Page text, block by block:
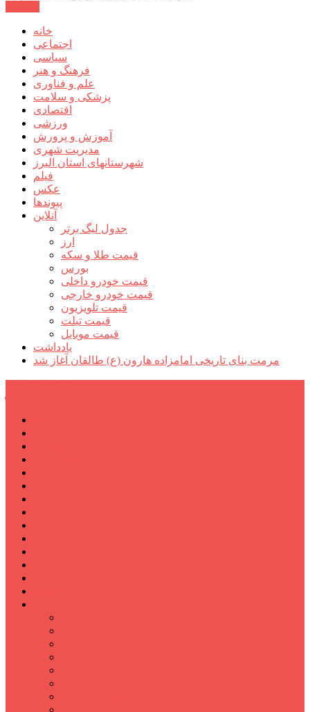
خانه
اجتماعی
سیاسی
فرهنگ و هنر
علم و فناوری
پزشکی و سلامت
اقتصادی
ورزشی
آموزش و پرورش
مدیریت شهری
شهرستانهای استان البرز
فیلم
عکس
پیوندها
آنلاین
جدول لیگ برتر
ارز
قیمت طلا و سکه
بورس
قیمت خودرو داخلی
قیمت خودرو خارجی
قیمت تلویزیون
قیمت تبلت
قیمت موبایل
یادداشت
مرمت بنای تاریخی امامزاده هارون (ع) طالقان آغاز شد